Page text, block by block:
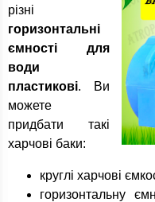
різні
горизонтальні
ємності для
води
пластикові. Ви
можете
придбати такі
харчові баки:
круглі харчові
горизонтальну